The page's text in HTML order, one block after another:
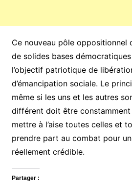
Ce nouveau pôle oppositionnel
de solides bases
l’objectif patriotique de
d’émancipation sociale. Le
même si les uns et les autres
différent doit être
mettre à l’aise toutes celles et
prendre part au combat pour
réellement crédible.
Partager :